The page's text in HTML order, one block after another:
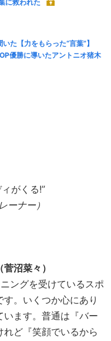
に救われた
た【力をもらった“言葉”】
優勝に導いたアントニオ猪木
がくる!”
ーナー）
沼菜々）
ングを受けているスポ
。いくつか心にあり
います。普通は『バー
ど『笑顔でいるから